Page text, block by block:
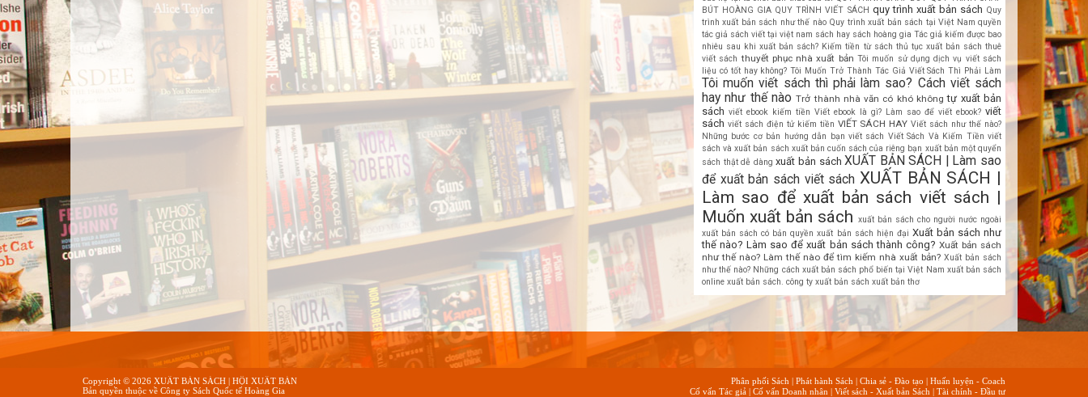
BÚT HOÀNG GIA QUY TRÌNH VIẾT SÁCH quy trình xuất bản sách Quy
trình xuất bản sách như thế nào Quy trình xuất bản sách tại Việt Nam quyền
tác giả sách viết tại việt nam sách hay sách hoàng gia Tác giả kiếm được bao
nhiêu sau khi xuất bản sách? Kiếm tiền từ sách thủ tục xuất bản sách thuê
viết sách thuyết phục nhà xuất bản Tôi muốn sử dụng dịch vụ viết sách
liệu có tốt hay không? Tôi Muốn Trở Thành Tác Giả Viết Sách Thì Phải Làm
Tôi muốn viết sách thì phải làm sao? Cách viết sách
hay như thế nào Trở thành nhà văn có khó không tự xuất bản
sách viết ebook kiếm tiền Viết ebook là gì? Làm sao để viết ebook? viết
sách viết sách điện tử kiếm tiền VIẾT SÁCH HAY Viết sách như thế nào?
Những bước cơ bản hướng dẫn bạn viết sách Viết Sách Và Kiếm Tiền viết
sách và xuất bản sách xuất bản cuốn sách của riêng bạn xuất bản một quyển
sách thật dễ dàng xuất bản sách XUẤT BẢN SÁCH | Làm sao
để xuất bản sách viết sách XUẤT BẢN SÁCH |
Làm sao để xuất bản sách viết sách |
Muốn xuất bản sách xuất bản sách cho người nước ngoài
xuất bản sách có bản quyền xuất bản sách hiện đại Xuất bản sách như
thế nào? Làm sao để xuất bản sách thành công? Xuất bản sách
như thế nào? Làm thế nào để tìm kiếm nhà xuất bản? Xuất bản sách
như thế nào? Những cách xuất bản sách phổ biến tại Việt Nam xuất bản sách
online xuất bản sách. công ty xuất bản sách xuất bản thơ
Copyright © 2026 XUẤT BẢN SÁCH | HỘI XUẤT BẢN
Bản quyền thuộc về Công ty Sách Quốc tế Hoàng Gia
Phân phối Sách | Phát hành Sách | Chia sẻ - Đào tạo | Huấn luyện - Coach
Cố vấn Tác giả | Cố vấn Doanh nhân | Viết sách - Xuất bản Sách | Tài chính - Đầu tư